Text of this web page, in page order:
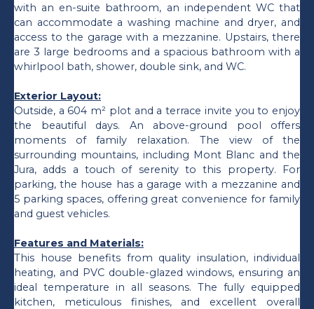
with an en-suite bathroom, an independent WC that
can accommodate a washing machine and dryer, and
access to the garage with a mezzanine. Upstairs, there
are 3 large bedrooms and a spacious bathroom with a
whirlpool bath, shower, double sink, and WC.
Exterior Layout:
Outside, a 604 m² plot and a terrace invite you to enjoy
the beautiful days. An above-ground pool offers
moments of family relaxation. The view of the
surrounding mountains, including Mont Blanc and the
Jura, adds a touch of serenity to this property. For
parking, the house has a garage with a mezzanine and
5 parking spaces, offering great convenience for family
and guest vehicles.
Features and Materials:
This house benefits from quality insulation, individual
heating, and PVC double-glazed windows, ensuring an
ideal temperature in all seasons. The fully equipped
kitchen, meticulous finishes, and excellent overall